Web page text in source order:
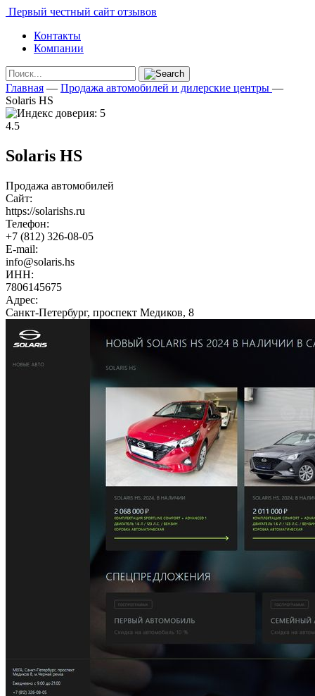
Первый честный сайт отзывов
Контакты
Компании
Главная — Продажа автомобилей и дилерские центры —
Solaris HS
4.5
Solaris HS
Продажа автомобилей
Сайт:
https://solarishs.ru
Телефон:
+7 (812) 326-08-05
E-mail:
info@solaris.hs
ИНН:
7806145675
Адрес:
Санкт-Петербург, проспект Медиков, 8